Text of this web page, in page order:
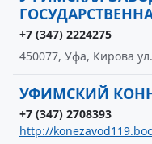
+7 (347) 2224275
450077, Уфа, Кирова
УФИМСКИЙ
+7 (347) 2708393
http://